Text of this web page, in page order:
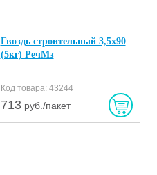
Гвоздь строительный 3,5х90
(5кг) РечМз
Код товара: 43244
713руб./пакет